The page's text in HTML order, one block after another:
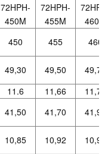
72HPH-
450M
72HPH-
455M
460M
450 455
460
49,30 49,50
49,70
11.6 11,66
11,73
41,50 41,70
41,90
10,85 10,92
10,98